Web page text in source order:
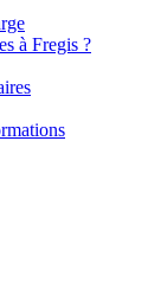
à Fregis ?